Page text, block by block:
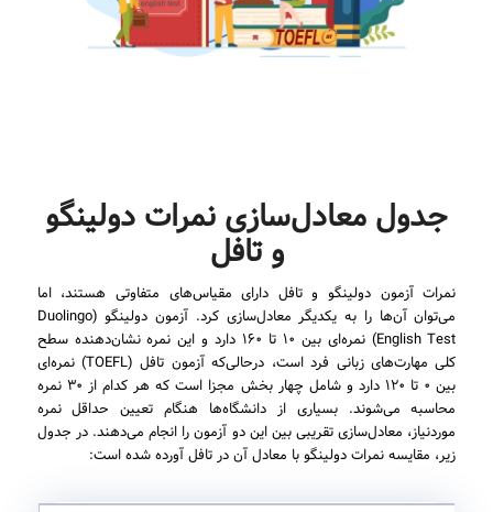
جدول معادل‌سازی نمرات دولینگو
و تافل
نمرات آزمون دولینگو و تافل دارای مقیاس‌های متفاوتی هستند، اما
می‌توان آن‌ها را به یکدیگر معادل‌سازی کرد. آزمون دولینگو (Duolingo
English Test) نمره‌ای بین ۱۰ تا ۱۶۰ دارد و این نمره نشان‌دهنده سطح
کلی مهارت‌های زبانی فرد است، درحالی‌که آزمون تافل (TOEFL) نمره‌ای
بین ۰ تا ۱۲۰ دارد و شامل چهار بخش مجزا است که هر کدام از ۳۰ نمره
محاسبه می‌شوند. بسیاری از دانشگاه‌ها هنگام تعیین حداقل نمره
موردنیاز، معادل‌سازی تقریبی بین این دو آزمون را انجام می‌دهند. در جدول
زیر، مقایسه نمرات دولینگو با معادل آن در تافل آورده شده است: